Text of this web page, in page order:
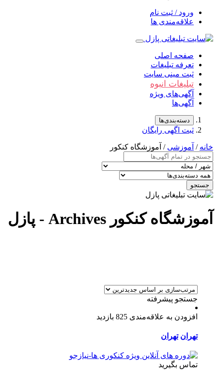
ورود / ثبت نام
علاقه‌مندی ها
صفحه اصلی
تعرفه تبلیغات
ثبت مینی سایت
تبلیغات انبوه
آگهی‌های ویژه
آگهی‌ها
دسته‌بندی‌ها
ثبت اگهی رایگان
خانه / آموزشی / آموزشگاه کنکور
جستجو
آموزشگاه کنکور Archives - پازل
جستجو پیشرفته
افزودن به علاقه‌مندی 825 بازدید
تهران تهران
تماس بگیرید